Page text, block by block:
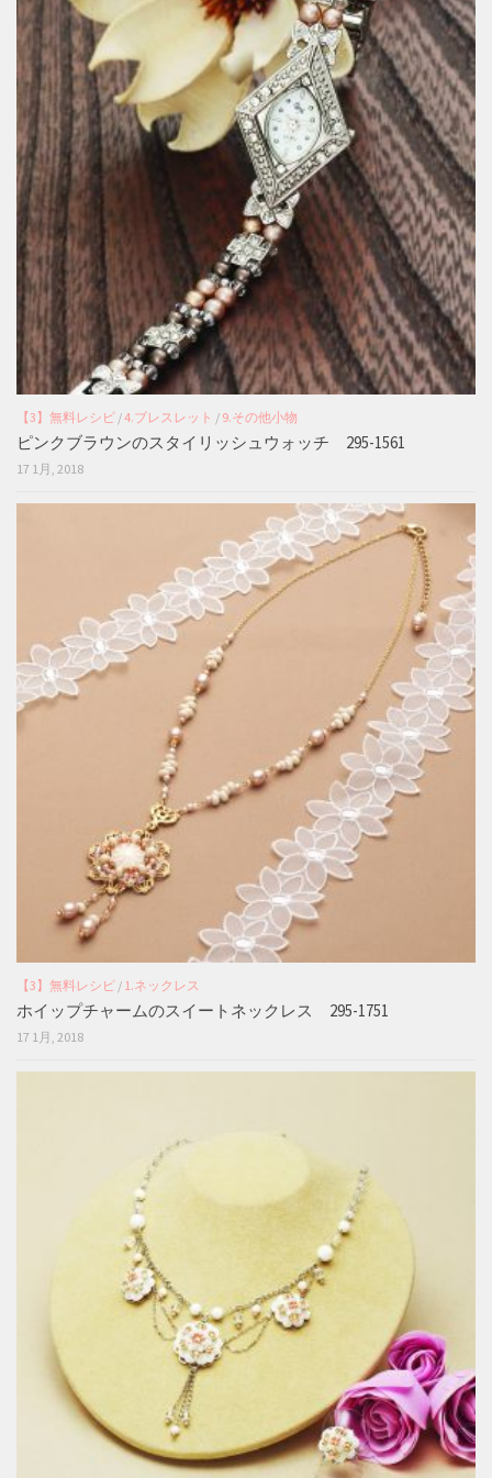
【3】無料レシピ /4.ブレスレット / 9.その他小物
ピンクブラウンのスタイリッシュウォッチ 295-1561
17 1月, 2018
【3】無料レシピ / 1.ネックレス
ホイップチャームのスイートネックレス 295-1751
17 1月, 2018